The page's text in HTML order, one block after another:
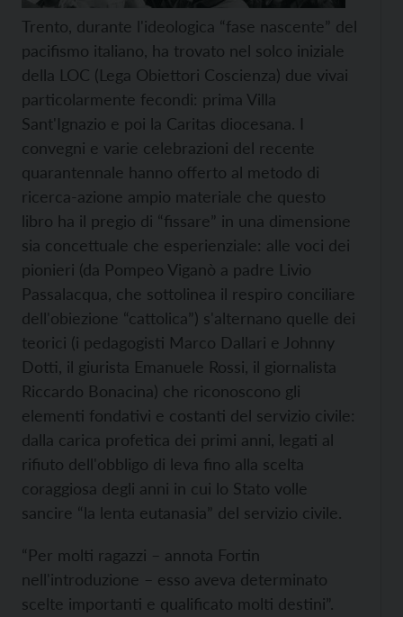
Trento, durante l'ideologica “fase nascente” del
pacifismo italiano, ha trovato nel solco iniziale
della LOC (Lega Obiettori Coscienza) due vivai
particolarmente fecondi: prima Villa
Sant'Ignazio e poi la Caritas diocesana. I
convegni e varie celebrazioni del recente
quarantennale hanno offerto al metodo di
ricerca-azione ampio materiale che questo
libro ha il pregio di “fissare” in una dimensione
sia concettuale che esperienziale: alle voci dei
pionieri (da Pompeo Viganò a padre Livio
Passalacqua, che sottolinea il respiro conciliare
dell'obiezione “cattolica”) s'alternano quelle dei
teorici (i pedagogisti Marco Dallari e Johnny
Dotti, il giurista Emanuele Rossi, il giornalista
Riccardo Bonacina) che riconoscono gli
elementi fondativi e costanti del servizio civile:
dalla carica profetica dei primi anni, legati al
rifiuto dell'obbligo di leva fino alla scelta
coraggiosa degli anni in cui lo Stato volle
sancire “la lenta eutanasia” del servizio civile.
“Per molti ragazzi – annota Fortin
nell'introduzione – esso aveva determinato
scelte importanti e qualificato molti destini”.